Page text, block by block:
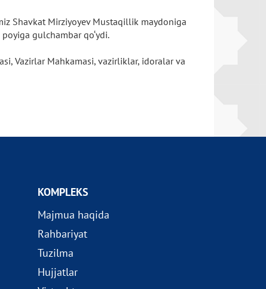
Shavkat Mirziyoyev Mustaqillik maydoniga
gulchambar qo‘ydi.
Vazirlar Mahkamasi, vazirliklar, idoralar va
KOMPLEKS
Majmua haqida
Rahbariyat
Tuzilma
Hujjatlar